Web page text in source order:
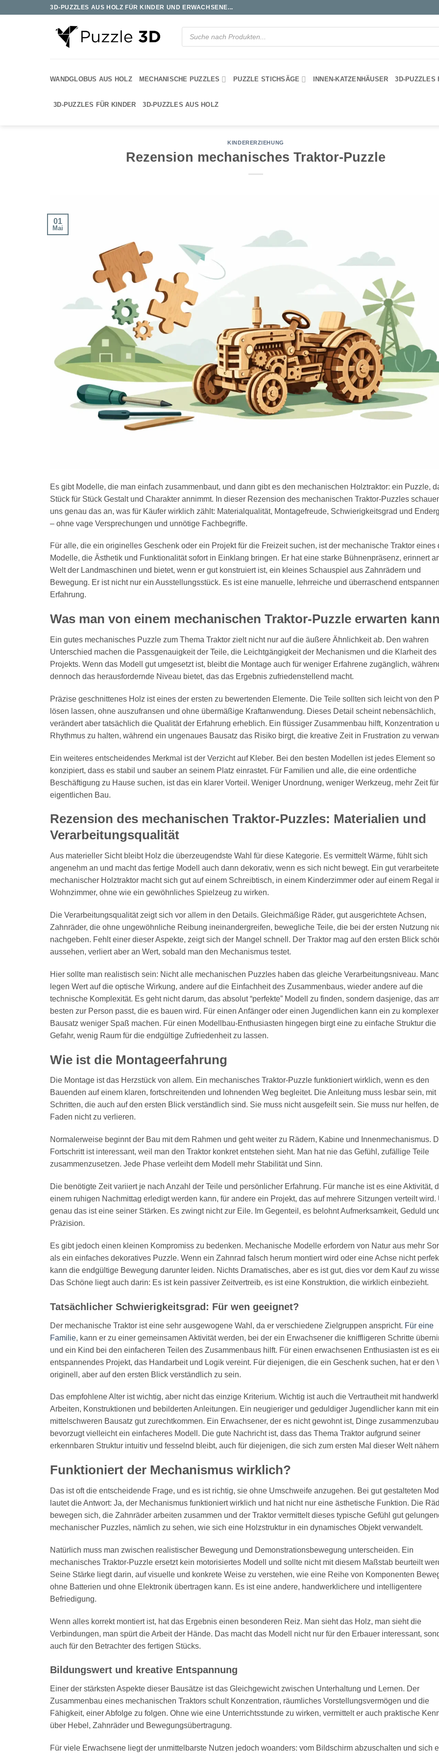
3D-PUZZLES AUS HOLZ FÜR KINDER UND ERWACHSENE...
Products
search
WANDGLOBUS AUS HOLZ MECHANISCHE PUZZLES PUZZLE STICHSÄGE INNEN-KATZENHÄUSER 3D-PUZZLES
3D-PUZZLES FÜR KINDER 3D-PUZZLES AUS HOLZ
KINDERERZIEHUNG
Rezension mechanisches Traktor-Puzzle
01
Mai
Es gibt Modelle, die man einfach zusammenbaut, und dann gibt es den mechanischen Holztraktor: ein Puzzle,
Stück für Stück Gestalt und Charakter annimmt. In dieser Rezension des mechanischen Traktor-Puzzles
uns genau das an, was für Käufer wirklich zählt: Materialqualität, Montagefreude, Schwierigkeitsgrad und
– ohne vage Versprechungen und unnötige Fachbegriffe.
Für alle, die ein originelles Geschenk oder ein Projekt für die Freizeit suchen, ist der mechanische Traktor eines
Modelle, die Ästhetik und Funktionalität sofort in Einklang bringen. Er hat eine starke Bühnenpräsenz, erinnert
Welt der Landmaschinen und bietet, wenn er gut konstruiert ist, ein kleines Schauspiel aus Zahnrädern und
Bewegung. Er ist nicht nur ein Ausstellungsstück. Es ist eine manuelle, lehrreiche und überraschend
Erfahrung.
Was man von einem mechanischen Traktor-Puzzle erwarten kann
Ein gutes mechanisches Puzzle zum Thema Traktor zielt nicht nur auf die äußere Ähnlichkeit ab. Den wahren
Unterschied machen die Passgenauigkeit der Teile, die Leichtgängigkeit der Mechanismen und die Klarheit des
Projekts. Wenn das Modell gut umgesetzt ist, bleibt die Montage auch für weniger Erfahrene zugänglich,
dennoch das herausfordernde Niveau bietet, das das Ergebnis zufriedenstellend macht.
Präzise geschnittenes Holz ist eines der ersten zu bewertenden Elemente. Die Teile sollten sich leicht von den
lösen lassen, ohne auszufransen und ohne übermäßige Kraftanwendung. Dieses Detail scheint nebensächlich,
verändert aber tatsächlich die Qualität der Erfahrung erheblich. Ein flüssiger Zusammenbau hilft, Konzentration
Rhythmus zu halten, während ein ungenaues Bausatz das Risiko birgt, die kreative Zeit in Frustration zu
Ein weiteres entscheidendes Merkmal ist der Verzicht auf Kleber. Bei den besten Modellen ist jedes Element so
konzipiert, dass es stabil und sauber an seinem Platz einrastet. Für Familien und alle, die eine ordentliche
Beschäftigung zu Hause suchen, ist das ein klarer Vorteil. Weniger Unordnung, weniger Werkzeug, mehr Zeit
eigentlichen Bau.
Rezension des mechanischen Traktor-Puzzles: Materialien und
Verarbeitungsqualität
Aus materieller Sicht bleibt Holz die überzeugendste Wahl für diese Kategorie. Es vermittelt Wärme, fühlt sich
angenehm an und macht das fertige Modell auch dann dekorativ, wenn es sich nicht bewegt. Ein gut
mechanischer Holztraktor macht sich gut auf einem Schreibtisch, in einem Kinderzimmer oder auf einem Regal
Wohnzimmer, ohne wie ein gewöhnliches Spielzeug zu wirken.
Die Verarbeitungsqualität zeigt sich vor allem in den Details. Gleichmäßige Räder, gut ausgerichtete Achsen,
Zahnräder, die ohne ungewöhnliche Reibung ineinandergreifen, bewegliche Teile, die bei der ersten Nutzung
nachgeben. Fehlt einer dieser Aspekte, zeigt sich der Mangel schnell. Der Traktor mag auf den ersten Blick
aussehen, verliert aber an Wert, sobald man den Mechanismus testet.
Hier sollte man realistisch sein: Nicht alle mechanischen Puzzles haben das gleiche Verarbeitungsniveau.
legen Wert auf die optische Wirkung, andere auf die Einfachheit des Zusammenbaus, wieder andere auf die
technische Komplexität. Es geht nicht darum, das absolut “perfekte” Modell zu finden, sondern dasjenige, das
besten zur Person passt, die es bauen wird. Für einen Anfänger oder einen Jugendlichen kann ein zu komplexer
Bausatz weniger Spaß machen. Für einen Modellbau-Enthusiasten hingegen birgt eine zu einfache Struktur die
Gefahr, wenig Raum für die endgültige Zufriedenheit zu lassen.
Wie ist die Montageerfahrung
Die Montage ist das Herzstück von allem. Ein mechanisches Traktor-Puzzle funktioniert wirklich, wenn es den
Bauenden auf einem klaren, fortschreitenden und lohnenden Weg begleitet. Die Anleitung muss lesbar sein, mit
Schritten, die auch auf den ersten Blick verständlich sind. Sie muss nicht ausgefeilt sein. Sie muss nur helfen,
Faden nicht zu verlieren.
Normalerweise beginnt der Bau mit dem Rahmen und geht weiter zu Rädern, Kabine und Innenmechanismus.
Fortschritt ist interessant, weil man den Traktor konkret entstehen sieht. Man hat nie das Gefühl, zufällige Teile
zusammenzusetzen. Jede Phase verleiht dem Modell mehr Stabilität und Sinn.
Die benötigte Zeit variiert je nach Anzahl der Teile und persönlicher Erfahrung. Für manche ist es eine Aktivität,
einem ruhigen Nachmittag erledigt werden kann, für andere ein Projekt, das auf mehrere Sitzungen verteilt wird.
genau das ist eine seiner Stärken. Es zwingt nicht zur Eile. Im Gegenteil, es belohnt Aufmerksamkeit, Geduld
Präzision.
Es gibt jedoch einen kleinen Kompromiss zu bedenken. Mechanische Modelle erfordern von Natur aus mehr
als ein einfaches dekoratives Puzzle. Wenn ein Zahnrad falsch herum montiert wird oder eine Achse nicht
kann die endgültige Bewegung darunter leiden. Nichts Dramatisches, aber es ist gut, dies vor dem Kauf zu
Das Schöne liegt auch darin: Es ist kein passiver Zeitvertreib, es ist eine Konstruktion, die wirklich einbezieht.
Tatsächlicher Schwierigkeitsgrad: Für wen geeignet?
Der mechanische Traktor ist eine sehr ausgewogene Wahl, da er verschiedene Zielgruppen anspricht. Für eine
Familie, kann er zu einer gemeinsamen Aktivität werden, bei der ein Erwachsener die kniffligeren Schritte
und ein Kind bei den einfacheren Teilen des Zusammenbaus hilft. Für einen erwachsenen Enthusiasten ist es
entspannendes Projekt, das Handarbeit und Logik vereint. Für diejenigen, die ein Geschenk suchen, hat er den
originell, aber auf den ersten Blick verständlich zu sein.
Das empfohlene Alter ist wichtig, aber nicht das einzige Kriterium. Wichtig ist auch die Vertrautheit mit
Arbeiten, Konstruktionen und bebilderten Anleitungen. Ein neugieriger und geduldiger Jugendlicher kann mit
mittelschweren Bausatz gut zurechtkommen. Ein Erwachsener, der es nicht gewohnt ist, Dinge
bevorzugt vielleicht ein einfacheres Modell. Die gute Nachricht ist, dass das Thema Traktor aufgrund seiner
erkennbaren Struktur intuitiv und fesselnd bleibt, auch für diejenigen, die sich zum ersten Mal dieser Welt
Funktioniert der Mechanismus wirklich?
Das ist oft die entscheidende Frage, und es ist richtig, sie ohne Umschweife anzugehen. Bei gut gestalteten
lautet die Antwort: Ja, der Mechanismus funktioniert wirklich und hat nicht nur eine ästhetische Funktion. Die
bewegen sich, die Zahnräder arbeiten zusammen und der Traktor vermittelt dieses typische Gefühl gut
mechanischer Puzzles, nämlich zu sehen, wie sich eine Holzstruktur in ein dynamisches Objekt verwandelt.
Natürlich muss man zwischen realistischer Bewegung und Demonstrationsbewegung unterscheiden. Ein
mechanisches Traktor-Puzzle ersetzt kein motorisiertes Modell und sollte nicht mit diesem Maßstab beurteilt
Seine Stärke liegt darin, auf visuelle und konkrete Weise zu verstehen, wie eine Reihe von Komponenten
ohne Batterien und ohne Elektronik übertragen kann. Es ist eine andere, handwerklichere und intelligentere
Befriedigung.
Wenn alles korrekt montiert ist, hat das Ergebnis einen besonderen Reiz. Man sieht das Holz, man sieht die
Verbindungen, man spürt die Arbeit der Hände. Das macht das Modell nicht nur für den Erbauer interessant,
auch für den Betrachter des fertigen Stücks.
Bildungswert und kreative Entspannung
Einer der stärksten Aspekte dieser Bausätze ist das Gleichgewicht zwischen Unterhaltung und Lernen. Der
Zusammenbau eines mechanischen Traktors schult Konzentration, räumliches Vorstellungsvermögen und die
Fähigkeit, einer Abfolge zu folgen. Ohne wie eine Unterrichtsstunde zu wirken, vermittelt er auch praktische
über Hebel, Zahnräder und Bewegungsübertragung.
Für viele Erwachsene liegt der unmittelbarste Nutzen jedoch woanders: vom Bildschirm abzuschalten und sich